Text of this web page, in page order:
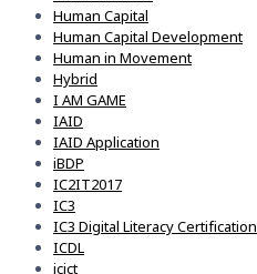
Human Capital
Human Capital Development
Human in Movement
Hybrid
I AM GAME
IAID
IAID Application
iBDP
IC2IT2017
IC3
IC3 Digital Literacy Certification
ICDL
icict